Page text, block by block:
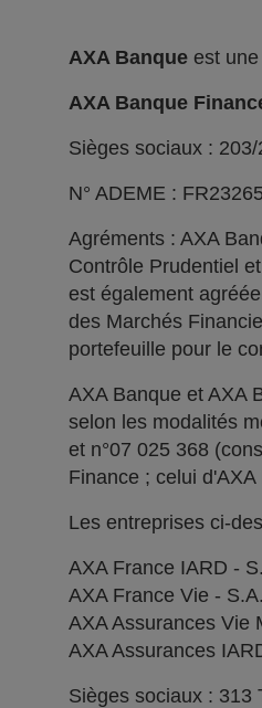
AXA Banque est
AXA Banque
Sièges sociaux :
N° ADEME :
Agréments : AXA
Contrôle Prudentiel
est également
des Marchés
portefeuille pour le
AXA Banque et AXA
selon les modalités
et n°07 025 368
Finance ; celui
Les entreprises ci-
AXA France IARD -
AXA France Vie -
AXA Assurances Vie
AXA Assurances
Sièges sociaux : 313